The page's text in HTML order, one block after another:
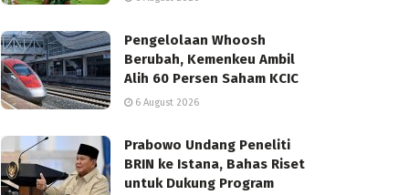
Pengelolaan Whoosh
Berubah, Kemenkeu Ambil
Alih 60 Persen Saham KCIC
6 August 2026
Prabowo Undang Peneliti
BRIN ke Istana, Bahas Riset
untuk Dukung Program